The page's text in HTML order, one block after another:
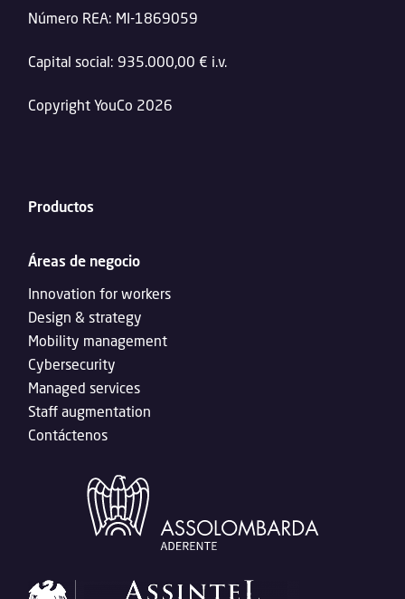
Número REA: MI-1869059
Capital social: 935.000,00 € i.v.
Copyright YouCo 2026
Productos
Áreas de negocio
Innovation for workers
Design & strategy
Mobility management
Cybersecurity
Managed services
Staff augmentation
Contáctenos